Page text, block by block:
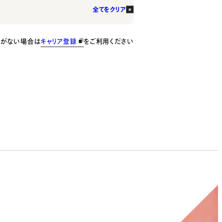
全てをクリア
ない場合はキャリア登録 をご利用ください